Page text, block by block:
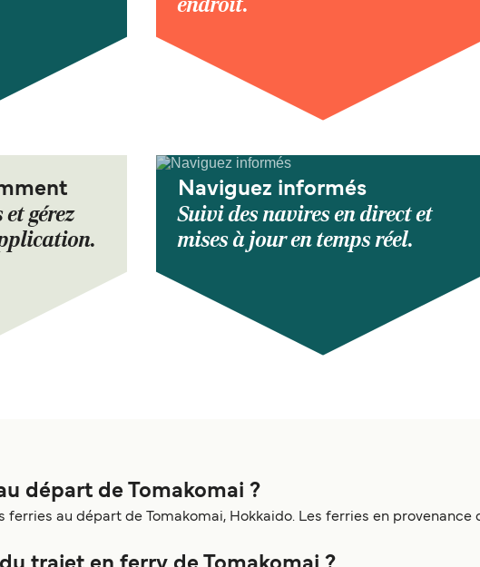
et gérez
Naviguez informés
Suivi des navires en direct et
mises à jour en temps réel.
départ de Tomakomai ?
ferries au départ de Tomakomai, Hokkaido. Les ferries en provenance